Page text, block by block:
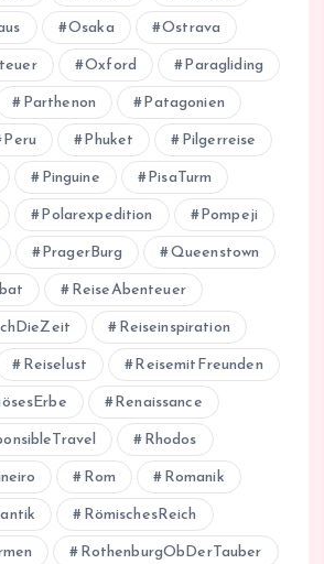
Osaka Ostrava
Oxford Paragliding
Parthenon Patagonien
Peru Phuket Pilgerreise
Pinguine PisaTurm
Polarexpedition Pompeji
PragerBurg Queenstown
ReiseAbenteuer
Reiseinspiration
Reiselust ReisemitFreunden
Renaissance
Rhodos
Rom Romanik
RömischesReich
RothenburgObDerTauber